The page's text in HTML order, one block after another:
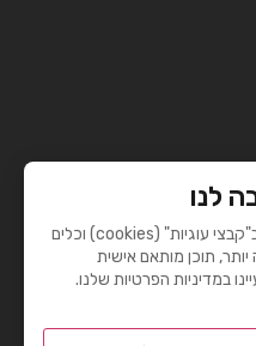
לנו
לידיעתכם, באתר זה נעשה שימוש ב"קבצי עוגיות" (cookies) וכלים
יותר, תוכן מותאם אישית
במדיניות הפרטיות שלנו.